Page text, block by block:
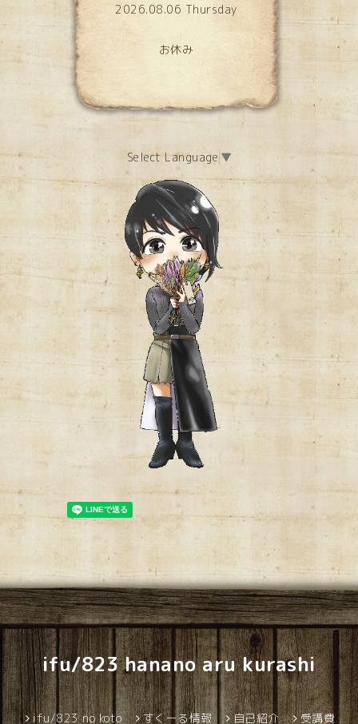
2026.08.06 Thursday
お休み
Select Language ▼
ifu/823 hanano aru kurashi
ifu/823 no koto すくーる情報 自己紹介 受講費